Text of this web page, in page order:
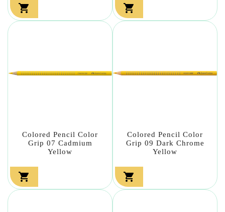
 
Colored Pencil Color
Grip 07 Cadmium
Yellow

Colored Pencil Color
Grip 09 Dark Chrome
Yellow
